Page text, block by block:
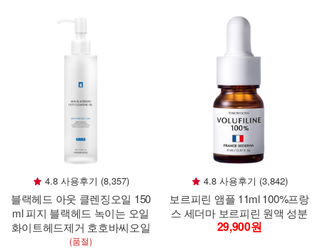
4.8 사용후기 (8,357)
블랙헤드 아웃 클렌징오일 150
ml 피지 블랙헤드 녹이는 오일
화이트헤드제거 호호바씨오일
(품절)
4.8 사용후기 (3,842)
보르피린 앰플 11ml 100%프랑
스 세더마 보르피린 원액 성분
29,900원